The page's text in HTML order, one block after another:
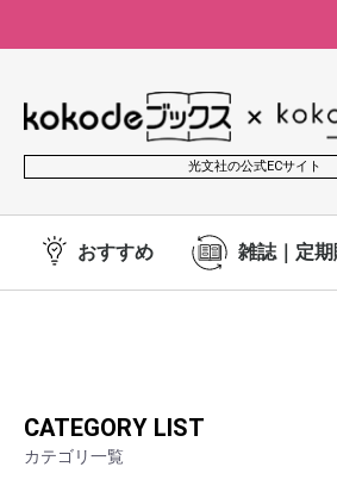
光文社の公式ECサイト
おすすめ 雑誌｜定
CATEGORY LIST
カテゴリ一覧